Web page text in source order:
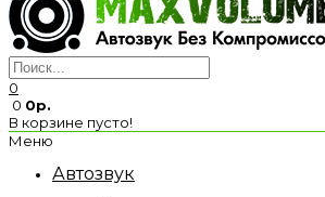
0
0 0р.
В корзине пусто!
Меню
Автозвук